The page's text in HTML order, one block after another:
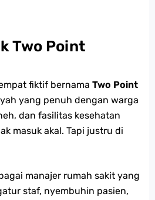
Two Point
fiktif bernama Two Point
yang penuh dengan warga
dan fasilitas kesehatan
masuk akal. Tapi justru di
manajer rumah sakit yang
staf, nyembuhin pasien,